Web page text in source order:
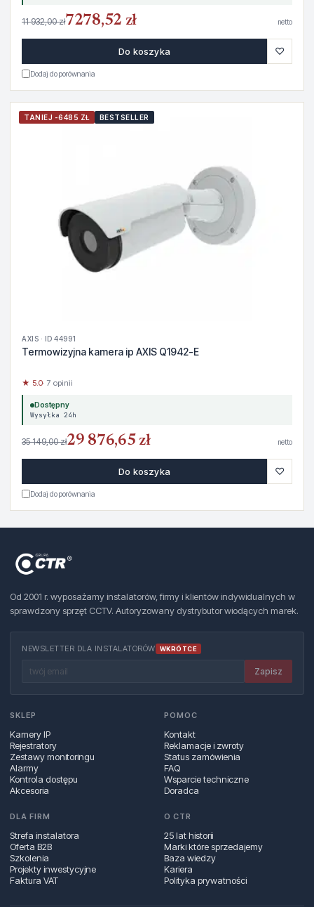
11 932,00 zł7278,52 zł netto
Do koszyka ♡
Dodaj do porównania
TANIEJ -6485 ZŁ BESTSELLER
AXIS · ID 44991
Termowizyjna kamera ip AXIS Q1942-E
★ 5.0· 7 opinii
Dostępny
Wysyłka 24h
35 149,00 zł29 876,65 zł netto
Do koszyka ♡
Dodaj do porównania
Od 2001 r. wyposażamy instalatorów, firmy i klientów indywidualnych w
sprawdzony sprzęt CCTV. Autoryzowany dystrybutor wiodących marek.
NEWSLETTER DLA INSTALATORÓW WKRÓTCE
Zapisz
SKLEP
Kamery IP
Rejestratory
Zestawy monitoringu
Alarmy
Kontrola dostępu
Akcesoria
POMOC
Kontakt
Reklamacje i zwroty
Status zamówienia
FAQ
Wsparcie techniczne
Doradca
DLA FIRM
Strefa instalatora
Oferta B2B
Szkolenia
Projekty inwestycyjne
Faktura VAT
O CTR
25 lat historii
Marki które sprzedajemy
Baza wiedzy
Kariera
Polityka prywatności